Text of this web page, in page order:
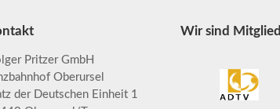
Pritzer GmbH
Oberursel
der Deutschen Einheit 1
Wir sind Mitglied